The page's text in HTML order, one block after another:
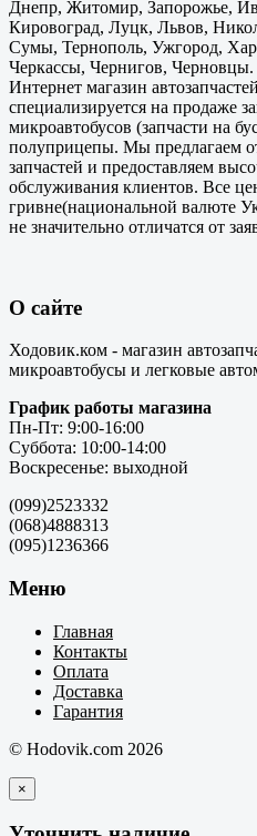
Днепр, Житомир, Запорожье,
Кировоград, Луцк, Львов,
Сумы, Тернополь, Ужгород,
Черкассы, Чернигов, Черновцы.
Интернет магазин
специализируется на продаже
микроавтобусов (запчасти на
полуприцепы. Мы предлагаем
запчастей и предоставляем
обслуживания клиентов. Все
гривне(национальной валюте
не значительно отличатся от
О сайте
Ходовик.ком - магазин
микроавтобусы и легковые
График работы магазина
Пн-Пт: 9:00-16:00
Суббота: 10:00-14:00
Воскресенье: выходной
(099)2523332
(068)4888313
(095)1236366
Меню
Главная
Контакты
Оплата
Доставка
Гарантия
© Hodovik.com 2026
×